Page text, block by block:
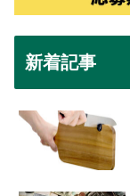
新着記事